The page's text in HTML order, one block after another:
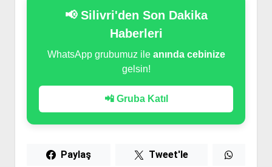
📢 Silivri'den Son Dakika
Haberleri
WhatsApp grubumuz ile anında cebinize
gelsin!
📲 Gruba Katıl
Paylaş Tweet'le